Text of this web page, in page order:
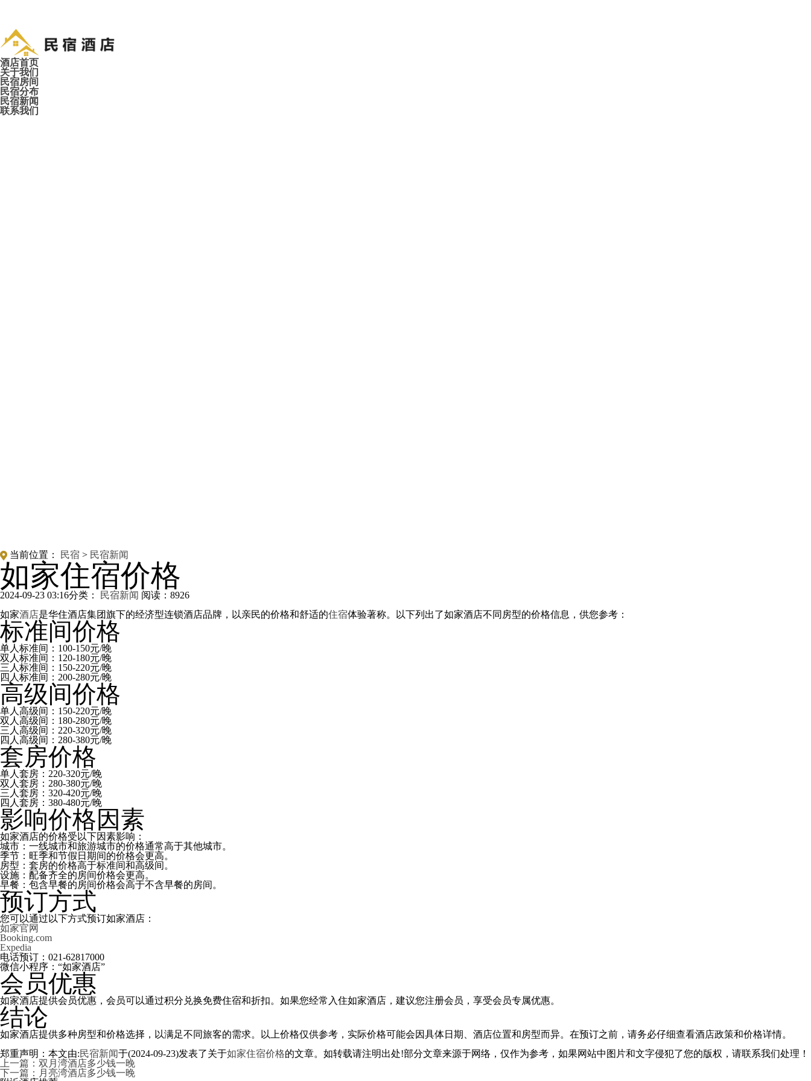
酒店首页
关于我们
民宿房间
民宿分布
民宿新闻
联系我们
当前位置： 民宿 > 民宿新闻
如家住宿价格
2024-09-23 03:16分类： 民宿新闻 阅读： 8926
如家酒店是华住酒店集团旗下的经济型连锁酒店品牌，以亲民的价格和舒适的住宿体验著称。以下列出了如家酒店不同房型的价格信息，供您参考：
标准间价格
单人标准间：100-150元/晚
双人标准间：120-180元/晚
三人标准间：150-220元/晚
四人标准间：200-280元/晚
高级间价格
单人高级间：150-220元/晚
双人高级间：180-280元/晚
三人高级间：220-320元/晚
四人高级间：280-380元/晚
套房价格
单人套房：220-320元/晚
双人套房：280-380元/晚
三人套房：320-420元/晚
四人套房：380-480元/晚
影响价格因素
如家酒店的价格受以下因素影响：
城市：一线城市和旅游城市的价格通常高于其他城市。
季节：旺季和节假日期间的价格会更高。
房型：套房的价格高于标准间和高级间。
设施：配备齐全的房间价格会更高。
早餐：包含早餐的房间价格会高于不含早餐的房间。
预订方式
您可以通过以下方式预订如家酒店：
如家官网
Booking.com
Expedia
电话预订：021-62817000
微信小程序：“如家酒店”
会员优惠
如家酒店提供会员优惠，会员可以通过积分兑换免费住宿和折扣。如果您经常入住如家酒店，建议您注册会员，享受会员专属优惠。
结论
如家酒店提供多种房型和价格选择，以满足不同旅客的需求。以上价格仅供参考，实际价格可能会因具体日期、酒店位置和房型而异。在预订之前，请务必仔细查看酒店政策和价格详情。
郑重声明：本文由:民宿新闻于(2024-09-23)发表了关于如家住宿价格的文章。如转载请注明出处!部分文章来源于网络，仅作为参考，如果网站中图片和文字侵犯了您的版权，请联系我们处理！
上一篇：双月湾酒店多少钱一晚
下一篇：月亮湾酒店多少钱一晚